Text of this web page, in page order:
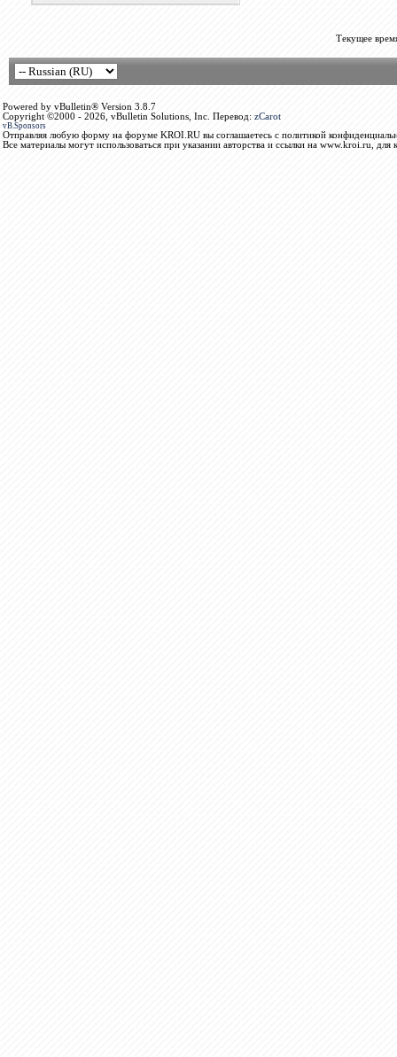
Текущее
Powered by vBulletin® Version 3.8.7
Copyright ©2000 - 2026, vBulletin Solutions, Inc. Перевод: zCarot
vB.Sponsors
Отправляя любую форму на форуме KROI.RU вы соглашаетесь с политикой
Все материалы могут использоваться при указании авторства и ссылки на www.kroi.ru, для